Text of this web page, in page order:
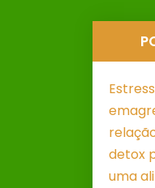
detox
uma